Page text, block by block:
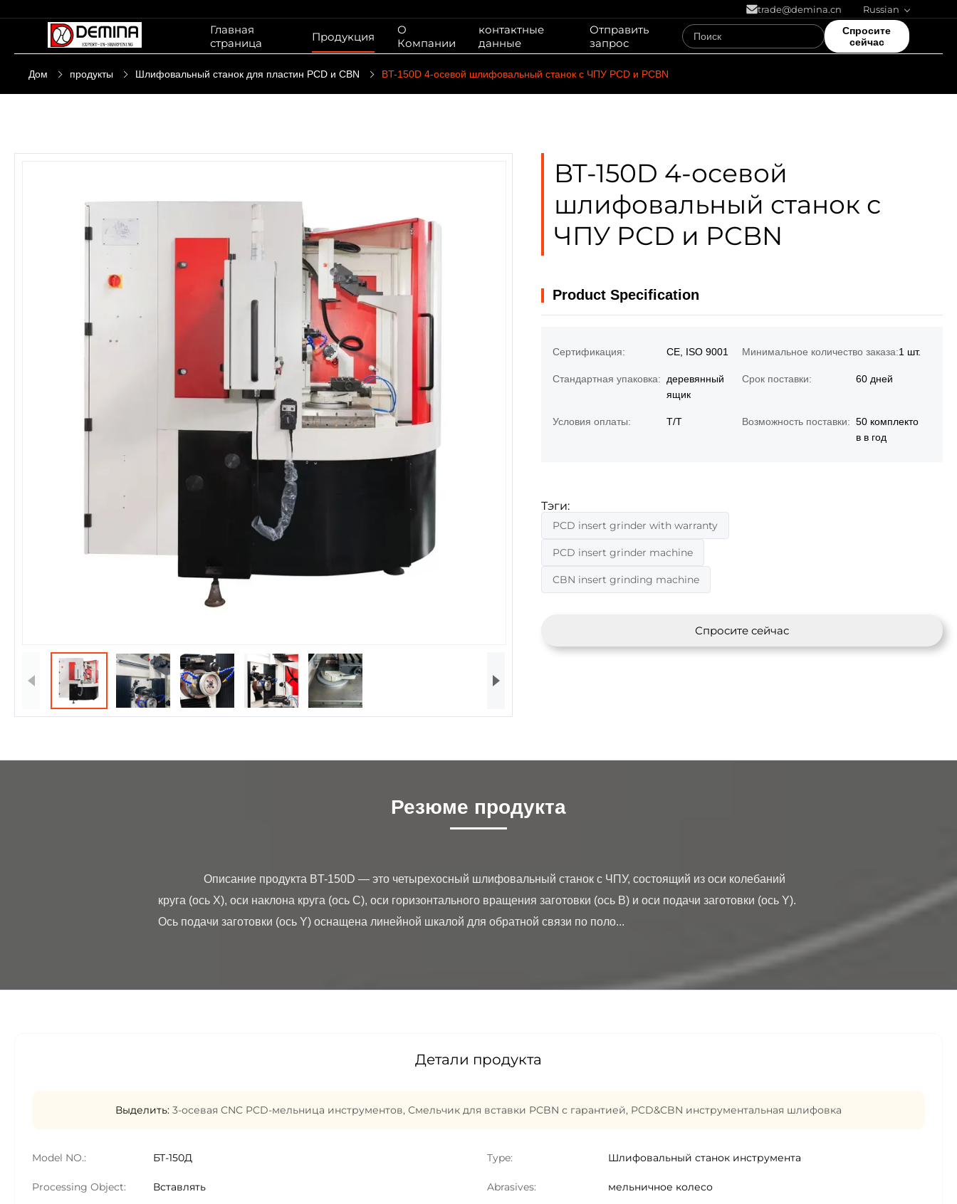
trade@demina.cn Russian
Главная
страница
Продукция
О
Компании
контактные
данные
Отправить
запрос
Спросите
сейчас
Дом продукты Шлифовальный станок для пластин PCD и CBN BT-150D 4-осевой шлифовальный станок с ЧПУ PCD и PCBN
BT-150D 4-осевой
шлифовальный станок с
ЧПУ PCD и PCBN
Product Specification
Сертификация: CE, ISO 9001 Минимальное количество заказа:1 шт.
Стандартная упаковка:
деревянный
ящик
Срок поставки: 60 дней
Условия оплаты: Т/Т Возможность поставки: 50 комплекто
в в год
Тэги:
PCD insert grinder with warranty
PCD insert grinder machine
CBN insert grinding machine
Спросите сейчас
Резюме продукта
круга (ось X), оси наклона круга (ось C), оси горизонтального вращения заготовки (ось B) и оси подачи заготовки (ось Y).
Ось подачи заготовки (ось Y) оснащена линейной шкалой для обратной связи по поло...
Детали продукта
Выделить: 3-осевая CNC PCD-мельница инструментов, Смельчик для вставки PCBN с гарантией, PCD&CBN инструментальная шлифовка
Model NO.: БТ-150Д Type: Шлифовальный станок инструмента
Processing Object: Вставлять Abrasives: мельничное колесо